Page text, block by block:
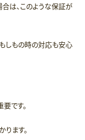
は、このような保証が
しもの時の対応も安心
です。
ます。